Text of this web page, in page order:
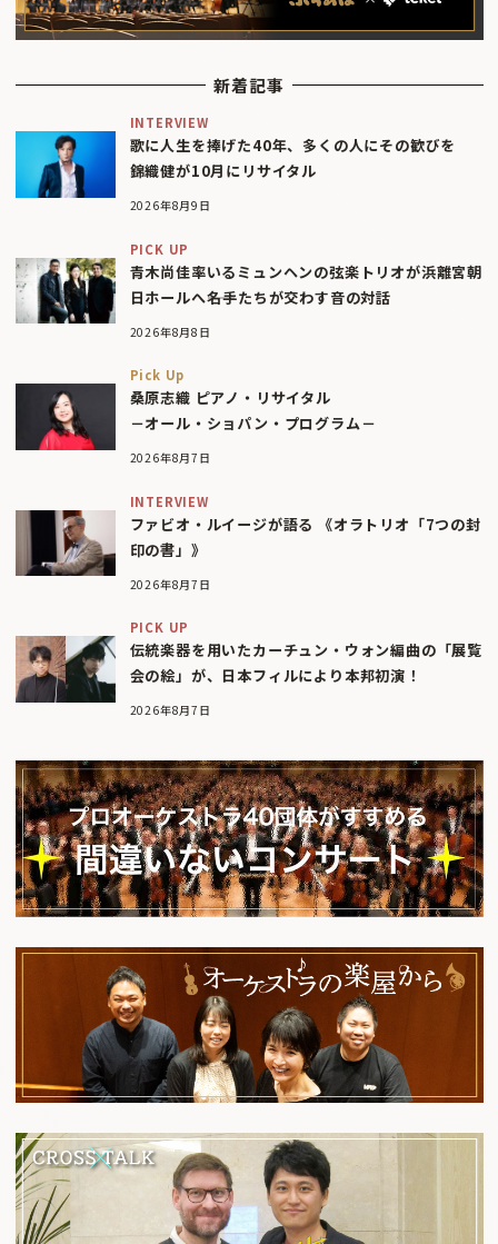
新着記事
INTERVIEW
歌に人生を捧げた40年、多くの人にその歓びを
錦織健が10月にリサイタル
2026年8月9日
PICK UP
青木尚佳率いるミュンヘンの弦楽トリオが浜離宮朝
日ホールへ――名手たちが交わす音の対話
2026年8月8日
Pick Up
桑原志織 ピアノ・リサイタル
－オール・ショパン・プログラム－
2026年8月7日
INTERVIEW
ファビオ・ルイージが語る 《オラトリオ「7つの封
印の書」》
2026年8月7日
PICK UP
伝統楽器を用いたカーチュン・ウォン編曲の「展覧
会の絵」が、日本フィルにより本邦初演！
2026年8月7日